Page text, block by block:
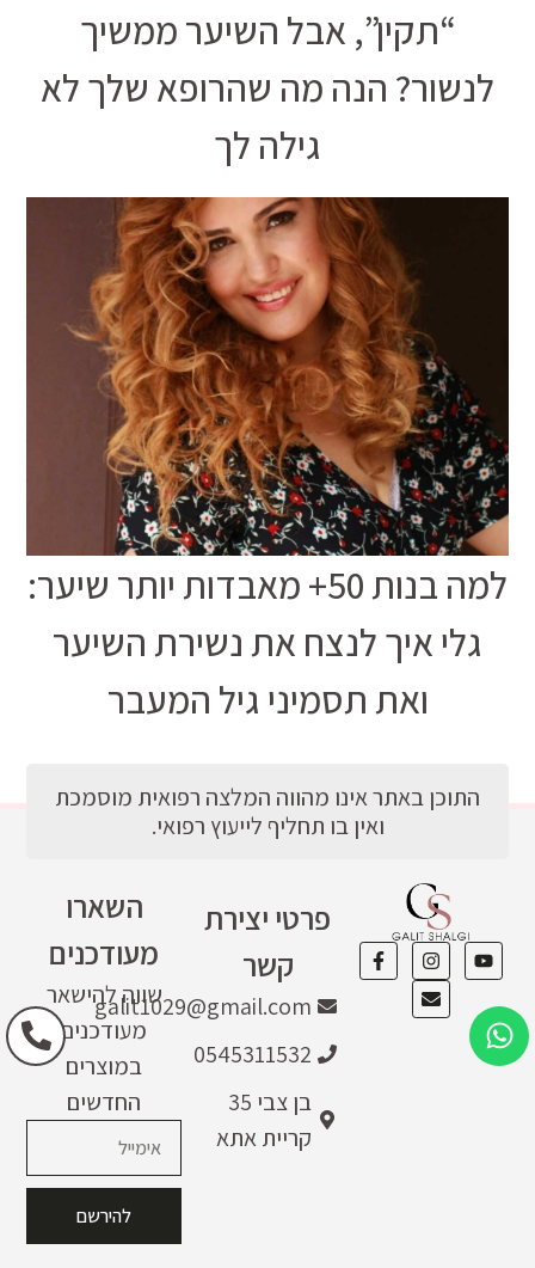
“תקין”, אבל השיער ממשיך
לנשור? הנה מה שהרופא שלך לא
גילה לך
למה בנות 50+ מאבדות יותר שיער:
גלי איך לנצח את נשירת השיער
ואת תסמיני גיל המעבר
פרטי יצירת
קשר
galit1029@gmail.com
0545311532
בן צבי 35
קריית אתא
השארו
מעודכנים
שווה להישאר
מעודכנים
במוצרים
החדשים
להירשם
התוכן באתר אינו מהווה המלצה רפואית מוסמכת
ואין בו תחליף לייעוץ רפואי.